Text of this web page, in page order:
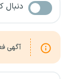
دنبال
آگهی